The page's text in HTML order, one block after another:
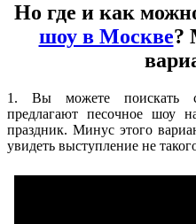
Но где и как
шоу в Москве?
1. Вы можете поискать
предлагают песочное шоу
праздник. Минус этого
увидеть выступление не